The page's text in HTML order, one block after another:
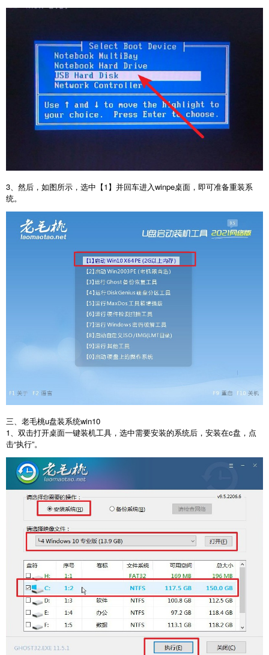
3、然后，如图所示，选中【1】并回车进入winpe桌面，即可准备重装系
统。
三、老毛桃u盘装系统win10
1、双击打开桌面一键装机工具，选中需要安装的系统后，安装在c盘，点
击“执行”。